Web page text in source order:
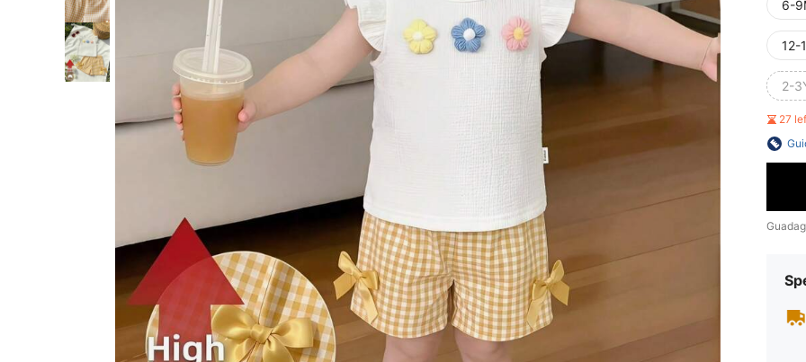
6-
12-
2-
27